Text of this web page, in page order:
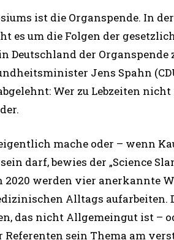
ist die Organspende. In
es um die Folgen der
Deutschland der Organspende
Jens Spahn
Wer zu Lebzeiten
mache oder – wenn
darf, bewies der „Science
2020 werden vier anerkannte
Alltags aufarbeiten.
das nicht Allgemeingut ist –
sein Thema am